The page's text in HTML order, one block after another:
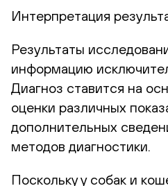
Интерпретация
Результаты
информацию
Диагноз ставится на
оценки различных
дополнительных
методов диагностики.
Поскольку у собак и